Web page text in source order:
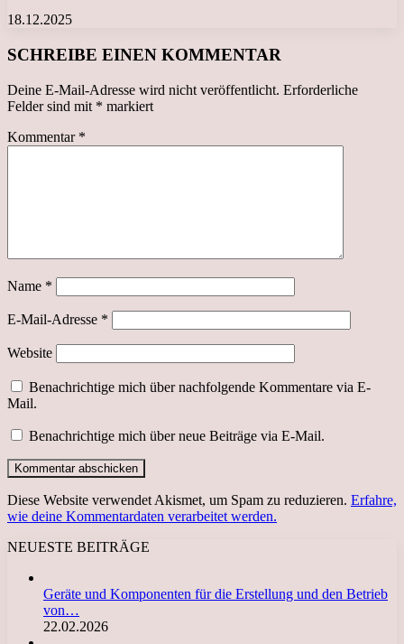
18.12.2025
SCHREIBE EINEN KOMMENTAR
Deine E-Mail-Adresse wird nicht veröffentlicht. Erforderliche
Felder sind mit * markiert
Kommentar *
Name *
E-Mail-Adresse *
Website
Benachrichtige mich über nachfolgende Kommentare via E-
Mail.
Benachrichtige mich über neue Beiträge via E-Mail.
Diese Website verwendet Akismet, um Spam zu reduzieren. Erfahre,
wie deine Kommentardaten verarbeitet werden.
NEUESTE BEITRÄGE
Geräte und Komponenten für die Erstellung und den Betrieb
von…
22.02.2026